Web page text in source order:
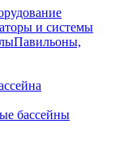
и системы
Павильоны,
бассейны